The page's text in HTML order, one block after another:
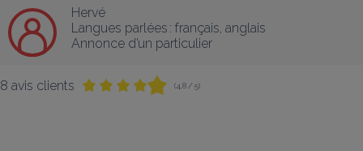
Hervé
Langues parlées : français anglais
Annonce d’un particulier
8 avis clients (4,8 / 5)